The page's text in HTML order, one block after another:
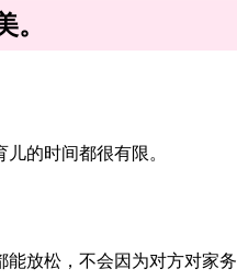
的时间都很有限。
放松，不会因为对方对家务